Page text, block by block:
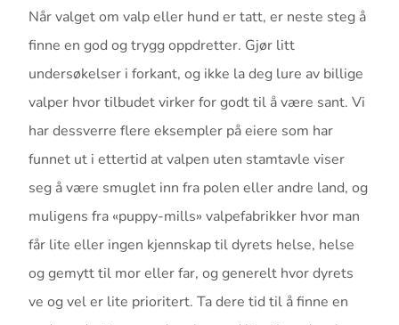
Når valget om valp eller hund er tatt, er neste steg å
finne en god og trygg oppdretter. Gjør litt
undersøkelser i forkant, og ikke la deg lure av billige
valper hvor tilbudet virker for godt til å være sant. Vi
har dessverre flere eksempler på eiere som har
funnet ut i ettertid at valpen uten stamtavle viser
seg å være smuglet inn fra polen eller andre land, og
muligens fra «puppy-mills» valpefabrikker hvor man
får lite eller ingen kjennskap til dyrets helse, helse
og gemytt til mor eller far, og generelt hvor dyrets
ve og vel er lite prioritert. Ta dere tid til å finne en